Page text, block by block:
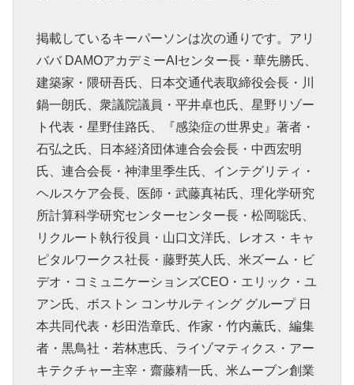
掲載しているキーパーソンは次の通りです。アリ
ババ DAMOアカデミーAIセンター長・華先勝氏、
建築家・隈研吾氏、日本交通代表取締役会長・川
鍋一朗氏、衆議院議員・平井卓也氏、星野リゾー
ト代表・星野佳路氏、『感染症の世界史』著者・
石弘之氏、日本経済団体連合会会長・中西宏明
氏、連合会長・神津里季生氏、インテグリティ・
ヘルスケア会長、医師・武藤真祐氏、理化学研究
所計算科学研究センターセンター長・松岡聡氏、
リクルート執行役員・山口文洋氏、レオス・キャ
ピタルワークス社長・藤野英人氏、米ズーム・ビ
デオ・コミュニケーションズCEO・エリック・ユ
アン氏、ボストン コンサルティング グループ 日
本共同代表・杉田浩章氏、作家・竹内薫氏、編集
者・黒鳥社・若林恵氏、ライゾマティクス・アー
キテクチャー主宰・齋藤精一氏、米ムーブン創業